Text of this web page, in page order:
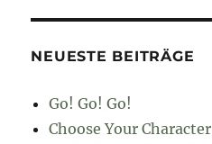
NEUESTE BEITRÄGE
Go! Go! Go!
Choose Your Character